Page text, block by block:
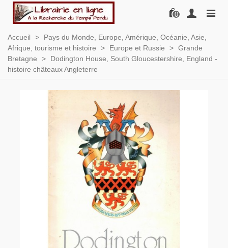
0
Accueil >
Pays du Monde, Europe, Amérique, Océanie, Asie,
Afrique, tourisme et histoire
> Europe et Russie > Grande
Bretagne
>
Dodington House, South Gloucestershire, England -
histoire châteaux Angleterre